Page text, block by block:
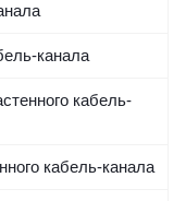
канала
кабель-
кабель-канала